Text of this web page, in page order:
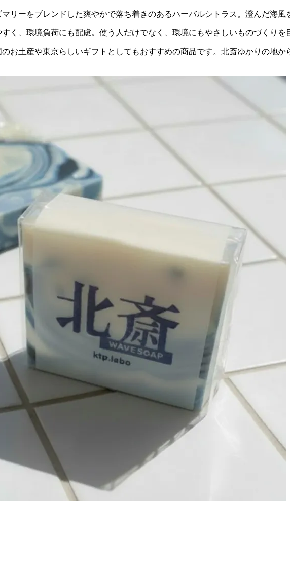
リーをブレンドした爽やかで落ち着きのあるハーバルシトラス。澄んだ海風
く、環境負荷にも配慮。使う人だけでなく、環境にもやさしいものづくりを
お土産や東京らしいギフトとしてもおすすめの商品です。北斎ゆかりの地